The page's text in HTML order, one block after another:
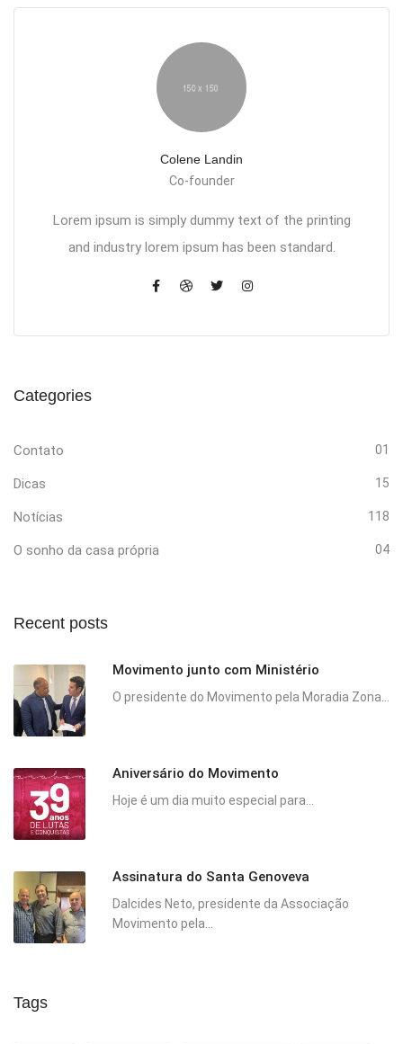
Colene Landin
Co-founder
Lorem ipsum is simply dummy text of the printing
and industry lorem ipsum has been standard.
Categories
Contato 01
Dicas 15
Notícias 118
O sonho da casa própria 04
Recent posts
Movimento junto com Ministério
O presidente do Movimento pela Moradia Zona...
Aniversário do Movimento
Hoje é um dia muito especial para...
Assinatura do Santa Genoveva
Dalcides Neto, presidente da Associação
Movimento pela...
Tags